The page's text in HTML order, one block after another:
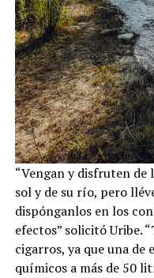
“Vengan y disfruten de
sol y de su río, pero
dispónganlos en los
efectos” solicitó Uribe.
cigarros, ya que una
químicos a más de 50